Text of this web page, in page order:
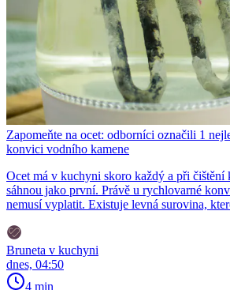
Zapomeňte na ocet: odborníci označili 1
konvici vodního kamene
Ocet má v kuchyni skoro každý a při čištění
sáhnou jako první. Právě u rychlovarné
nemusí vyplatit. Existuje levná surovina,
Bruneta v kuchyni
dnes, 04:50
4 min